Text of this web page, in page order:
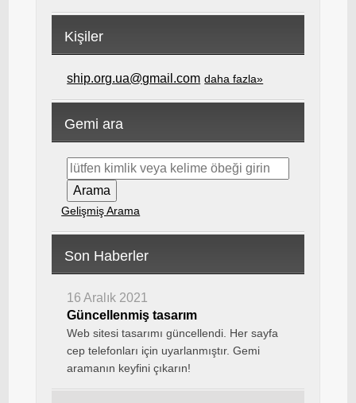
Kişiler
ship.org.ua@gmail.com daha fazla»
Gemi ara
Gelişmiş Arama
Son Haberler
16 Aralık 2021
Güncellenmiş tasarım
Web sitesi tasarımı güncellendi. Her sayfa
cep telefonları için uyarlanmıştır. Gemi
aramanın keyfini çıkarın!